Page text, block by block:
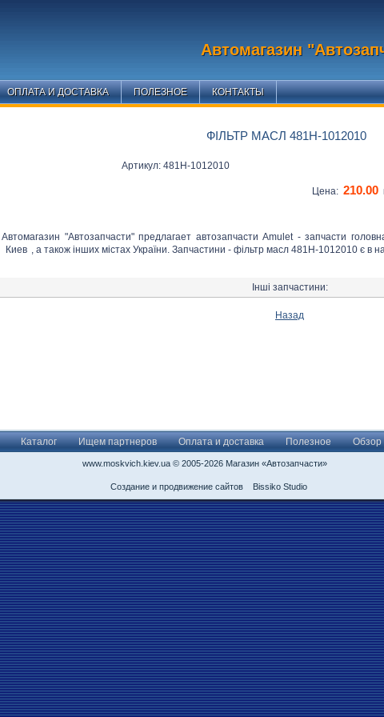
Автомагазин
ОПЛАТА И ДОСТАВКА ПОЛЕЗНОЕ КОНТАКТЫ
ФІЛЬТР МАСЛ 481H-1012010
Артикул: 481H-1012010
Цена: 210.00
Автомагазин "Автозапчасти" предлагает автозапчасти Amulet - запчасти
Киев , а також інших містах України. Запчастини - фільтр масл 481H-1012010 є в
Інші запчастини:
Назад
Каталог Ищем партнеров Оплата и доставка Полезное Обзор
www.moskvich.kiev.ua © 2005-2026 Магазин «Автозапчасти»
Создание и продвижение сайтов Bissiko Studio